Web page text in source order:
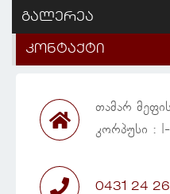
გალერეა
კონტაქტი
თამარ
კორპუსი : I-
0431 24